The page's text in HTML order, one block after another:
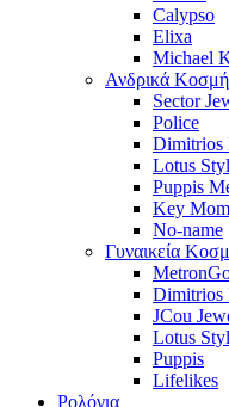
Calypso
Elixa
Michael
Ανδρικά
Sector
Police
Dimitrios
Lotus
Puppis
Key
No-name
Γυναικεία
Dimitrios
JCou
Lotus
Puppis
Lifelikes
Ρολόγια